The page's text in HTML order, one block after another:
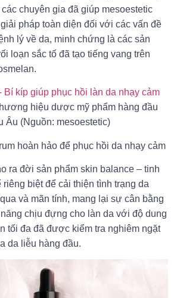
chuyên gia đã giúp mesoestetic
pháp toàn diện đối với các vấn đề
lý về da, minh chứng là các sản
loạn sắc tố đã tạo tiếng vang trên
hiệu dược mỹ phẩm hàng đầu
Âu (Nguồn: mesoestetic)
hoàn hảo để phục hồi da nhạy cảm
ra đời sản phẩm skin balance – tinh
biệt để cải thiện tình trạng da
và mãn tính, mang lại sự cân bằng
chịu đựng cho làn da với độ dung
tối đa đã được kiểm tra nghiêm ngặt
da liễu hàng đầu.